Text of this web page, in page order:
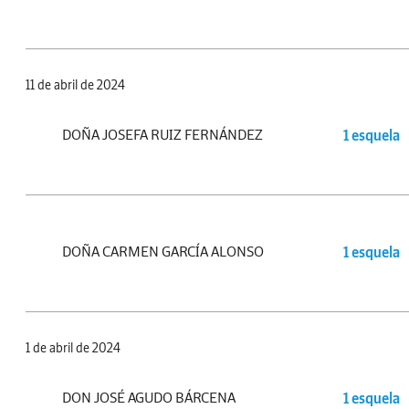
11 de abril de 2024
DOÑA JOSEFA RUIZ FERNÁNDEZ 1 esquela
DOÑA CARMEN GARCÍA ALONSO 1 esquela
1 de abril de 2024
DON JOSÉ AGUDO BÁRCENA 1 esquela